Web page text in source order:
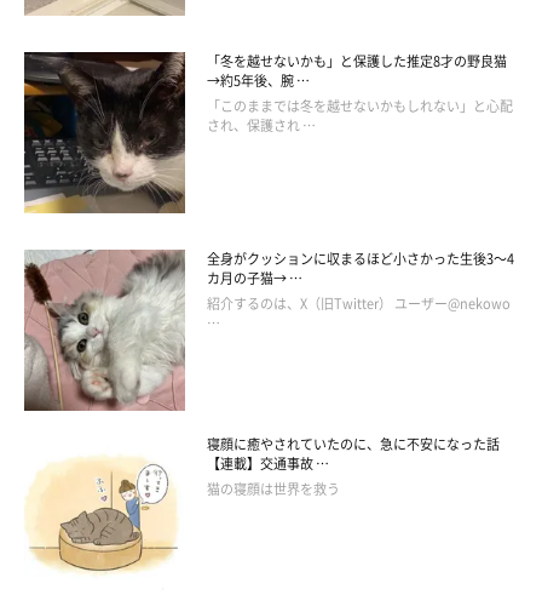
狩りをするときの名残で、猫は興味の対象の情報を集めようと、
耳をピンと正面に向けます。
警戒しているものに耳を向けるときは、どんな小さな音でも拾お
うとぴくぴく動かします。
「冬を越せないかも」と保護した推定8才の野良猫
→約5年後、腕 …
「このままでは冬を越せないかもしれない」と心配
され、保護され …
全身がクッションに収まるほど小さかった生後3～4
カ月の子猫→ …
紹介するのは、X（旧Twitter） ユーザー@nekowo
…
寝顔に癒やされていたのに、急に不安になった話
【連載】交通事故 …
猫の寝顔は世界を救う